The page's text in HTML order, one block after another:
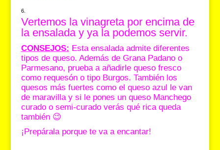
Vertemos la vinagreta por encima de
la ensalada y ya la podemos servir.
CONSEJOS: Esta ensalada admite diferentes
tipos de queso. Además de Grana Padano o
Parmesano, prueba a añadirle queso fresco
como requesón o tipo Burgos. También los
quesos más fuertes como el queso azul le van
de maravilla y si le pones un queso Manchego
curado o semi-curado verás qué rica queda
también 😉
¡Prepárala porque te va a encantar!